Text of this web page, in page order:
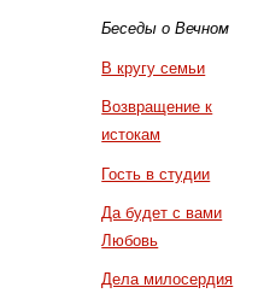
Беседы о Вечном
В кругу семьи
Возвращение к
истокам
Гость в студии
Да будет с вами
Любовь
Дела милосердия